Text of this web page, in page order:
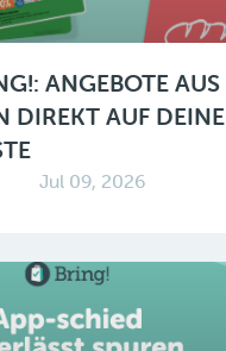
ANGEBOTE AUS
DIREKT AUF DEINE
Jul 09, 2026